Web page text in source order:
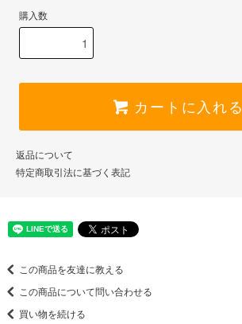
購入数
カートに入れる
返品について
特定商取引法に基づく表記
この商品を友達に教える
この商品について問い合わせる
買い物を続ける